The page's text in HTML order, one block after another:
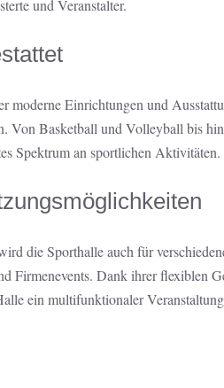
und Veranstalter.
moderne Einrichtungen und
Von Basketball und Volleyball bis
Spektrum an sportlichen Aktivitäten.
die Sporthalle auch für
Firmenevents. Dank ihrer flexiblen
ein multifunktionaler